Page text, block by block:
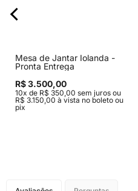
Mesa de Jantar Iolanda -
Pronta Entrega
R$ 3.500,00
10x de R$ 350,00 sem juros ou
R$ 3.150,00 à vista no boleto ou
pix